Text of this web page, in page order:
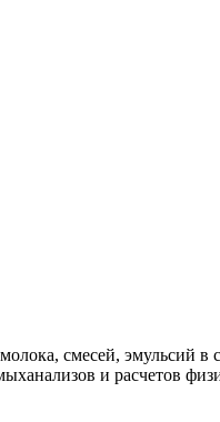
смесей, эмульсий
и расчетов